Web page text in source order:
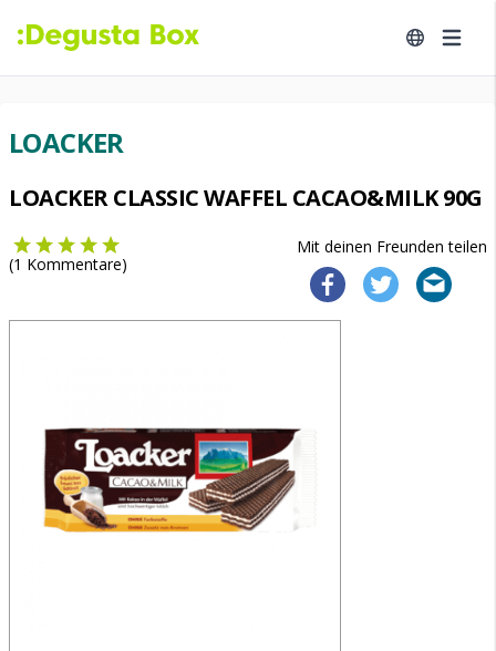
LOACKER
LOACKER CLASSIC WAFFEL CACAO&MILK 90G
Mit deinen Freunden teilen
(1 Kommentare)